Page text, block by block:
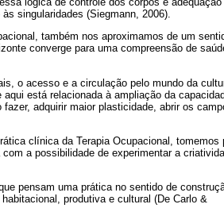
singularidades (Siegmann, 2006).
também nos aproximamos de um
converge para uma compreensão de
o acesso e a circulação pelo mundo da
está relacionada à ampliação da
adquirir maior plasticidade, abrir os
clínica da Terapia Ocupacional, tomemos
a possibilidade de experimentar a
pensam uma prática no sentido de
produtiva e cultural (De Carlo &